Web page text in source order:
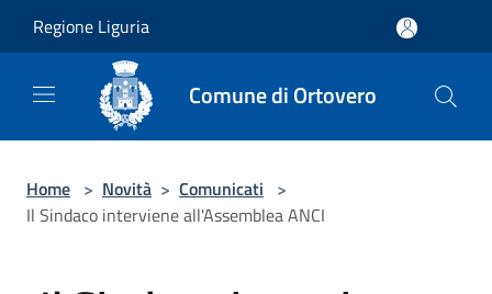
Regione Liguria
Comune di Ortovero
Home > Novità > Comunicati >
Il Sindaco interviene all'Assemblea ANCI